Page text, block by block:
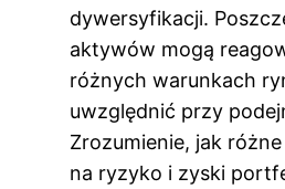
dywersyfikacji.
aktywów mogą
różnych warunkach
uwzględnić przy
Zrozumienie, jak
na ryzyko i zyski